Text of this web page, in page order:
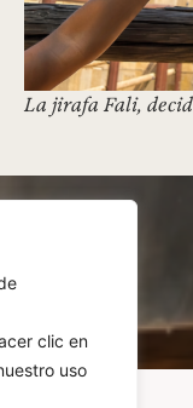
clic en
uso
La jirafa Fali,